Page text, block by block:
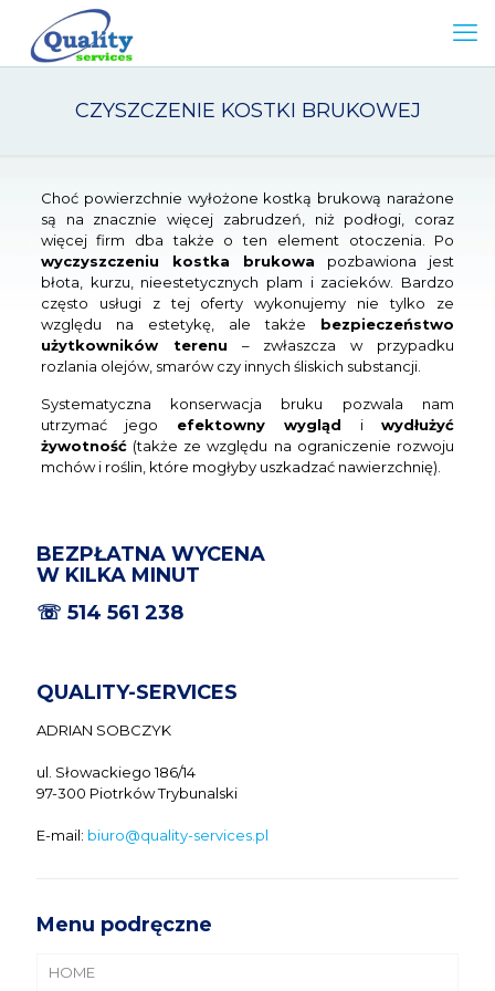
CZYSZCZENIE KOSTKI BRUKOWEJ
Choć powierzchnie wyłożone kostką brukową narażone
są na znacznie więcej zabrudzeń, niż podłogi, coraz
więcej firm dba także o ten element otoczenia. Po
wyczyszczeniu kostka brukowa pozbawiona jest
błota, kurzu, nieestetycznych plam i zacieków. Bardzo
często usługi z tej oferty wykonujemy nie tylko ze
względu na estetykę, ale także bezpieczeństwo
użytkowników terenu – zwłaszcza w przypadku
rozlania olejów, smarów czy innych śliskich substancji.
Systematyczna konserwacja bruku pozwala nam
utrzymać jego efektowny wygląd iwydłużyć
żywotność(także ze względu na ograniczenie rozwoju
mchów i roślin, które mogłyby uszkadzać nawierzchnię).
BEZPŁATNA WYCENA
W KILKA MINUT
☏ 514 561 238
QUALITY-SERVICES
ADRIAN SOBCZYK
ul. Słowackiego 186/14
97-300 Piotrków Trybunalski
E-mail: biuro@quality-services.pl
Menu podręczne
HOME